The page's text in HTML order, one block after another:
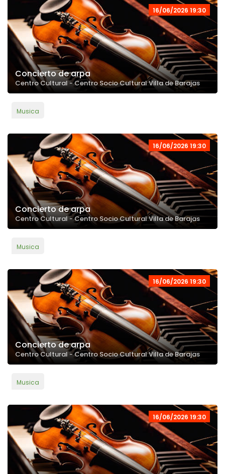
16/06/2026 19:30
Concierto de arpa
Centro Cultural - Centro Socio Cultural Villa de Barajas
Musica
16/06/2026 19:30
Concierto de arpa
Centro Cultural - Centro Socio Cultural Villa de Barajas
Musica
16/06/2026 19:30
Concierto de arpa
Centro Cultural - Centro Socio Cultural Villa de Barajas
Musica
16/06/2026 19:30